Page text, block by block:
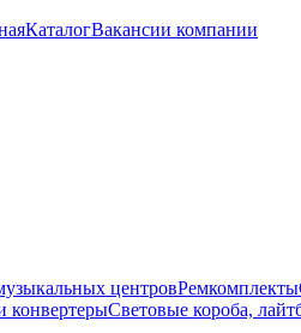
КаталогВакансии компании
центровРемкомплекты
конвертерыСветовые короба,